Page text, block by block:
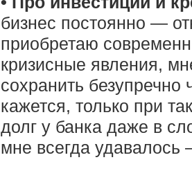
бизнес постоянно —
приобретаю
кризисные явления,
сохранить
кажется, только при
долг у банка даже в
мне всегда удавалось